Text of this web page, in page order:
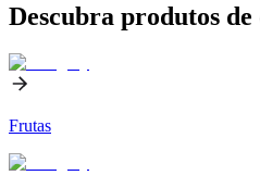
Descubra produtos
Frutas